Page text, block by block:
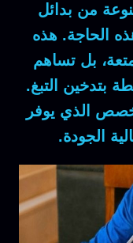
من بدائل
الحاجة. هذه
بل تساهم
بتدخين التبغ.
الذي يوفر
الجودة.